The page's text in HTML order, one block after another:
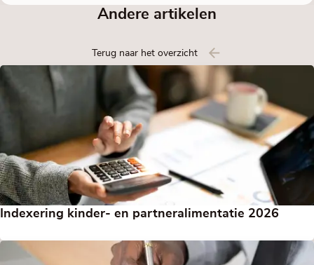
Andere artikelen
Terug naar het overzicht
Indexering kinder- en partneralimentatie 2026